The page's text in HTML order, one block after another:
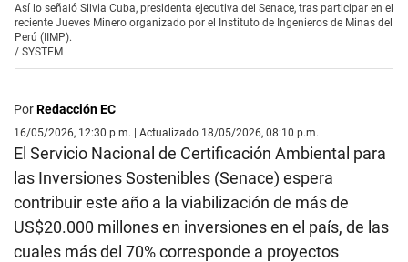
Así lo señaló Silvia Cuba, presidenta ejecutiva del Senace, tras participar en el
reciente Jueves Minero organizado por el Instituto de Ingenieros de Minas del
Perú (IIMP).
/ SYSTEM
PorRedacción EC
16/05/2026, 12:30 p.m. | Actualizado 18/05/2026, 08:10 p.m.
El Servicio Nacional de Certificación Ambiental para
las Inversiones Sostenibles (Senace) espera
contribuir este año a la viabilización de más de
US$20.000 millones en inversiones en el país, de las
cuales más del 70% corresponde a proyectos